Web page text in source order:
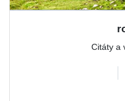
Citáty a